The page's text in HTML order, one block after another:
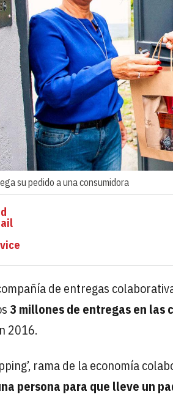
su pedido a una consumidora
de entregas
3 millones de entregas en las
2016.
rama de la economía
persona para que lleve un